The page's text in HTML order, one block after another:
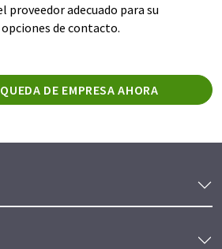
adecuado para su
de contacto.
DE EMPRESA AHORA